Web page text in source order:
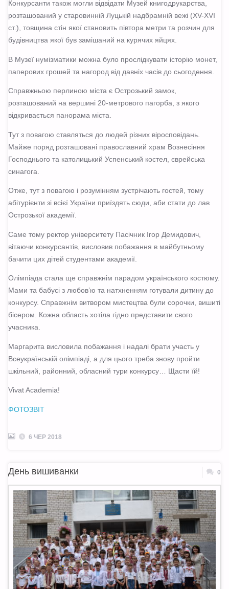
Конкурсанти також могли відвідати Музей книгодрукарства,
розташований у старовинній Луцькій надбрамній вежі (XV-XVI
ст.), товщина стін якої становить півтора метри та розчин для
будівництва якої був замішаний на курячих яйцях.
В Музеї нумізматики можна було прослідкувати історію монет,
паперових грошей та нагород від давніх часів до сьогодення.
Справжньою перлиною міста є Острозький замок,
розташований на вершині 20-метрового пагорба, з якого
відкривається панорама міста.
Тут з повагою ставляться до людей різних віросповідань.
Майже поряд розташовані православний храм Вознесіння
Господнього та католицький Успенський костел, єврейська
синагога.
Отже, тут з повагою і розумінням зустрічають гостей, тому
абітурієнти зі всієї України приїздять сюди, аби стати до лав
Острозької академії.
Саме тому ректор університету Пасічник Ігор Демидович,
вітаючи конкурсантів, висловив побажання в майбутньому
бачити цих дітей студентами академії.
Олімпіада стала ще справжнім парадом українського костюму.
Мами та бабусі з любов’ю та натхненням готували дитину до
конкурсу. Справжнім витвором мистецтва були сорочки, вишиті
бісером. Кожна область хотіла гідно представити свого
учасника.
Маргарита висловила побажання і надалі брати участь у
Всеукраїнській олімпіаді, а для цього треба знову пройти
шкільний, районний, обласний тури конкурсу… Щасти їй!
Vivat Academia!
ФОТОЗВІТ
6 ЧЕР 2018
День вишиванки 0